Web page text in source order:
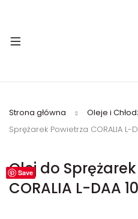
Strona główna Oleje i
Sprężarek Powietrza CORALIA L-
Olej do
CORALIA L-DAA
Save